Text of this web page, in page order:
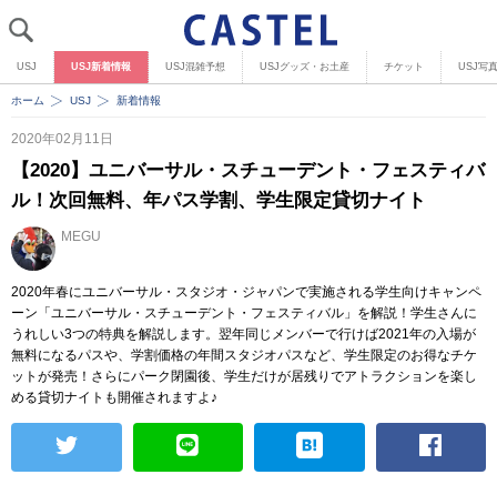
USJ USJ新着情報 USJ混雑予想 USJグッズ・お土産 チケット USJ写
ホーム USJ 新着情報
2020年02月11日
【2020】ユニバーサル・スチューデント・フェスティバ
ル！次回無料、年パス学割、学生限定貸切ナイト
MEGU
2020年春にユニバーサル・スタジオ・ジャパンで実施される学生向けキャンペ
ーン「ユニバーサル・スチューデント・フェスティバル」を解説！学生さんに
うれしい3つの特典を解説します。翌年同じメンバーで行けば2021年の入場が
無料になるパスや、学割価格の年間スタジオパスなど、学生限定のお得なチケ
ットが発売！さらにパーク閉園後、学生だけが居残りでアトラクションを楽し
める貸切ナイトも開催されますよ♪